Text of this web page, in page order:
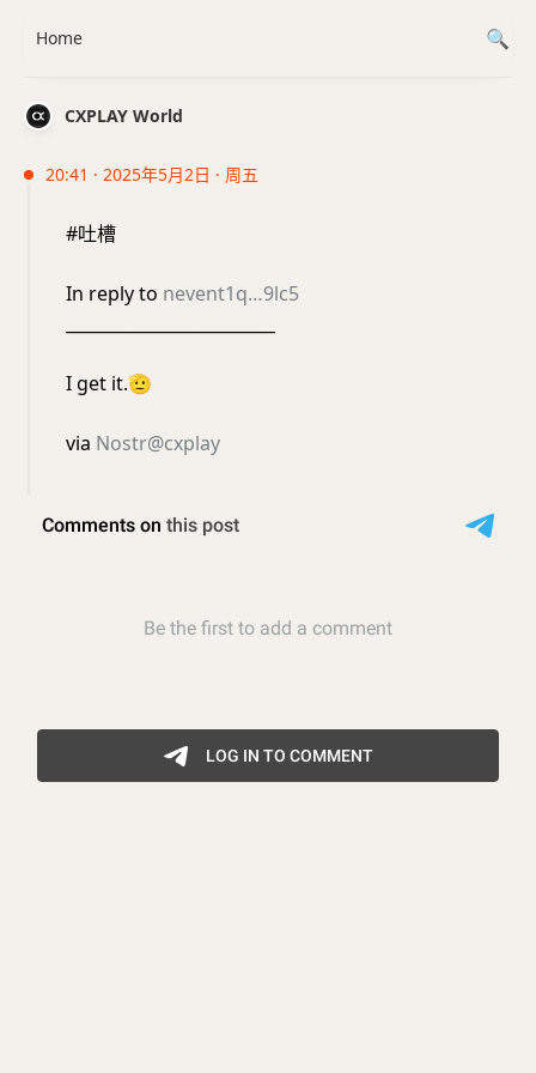
CXPLAY World
20:41 · 2025年5月2日 · 周五
#吐槽
In reply to nevent1q…9lc5
I get it.🫡
via Nostr@cxplay
Home